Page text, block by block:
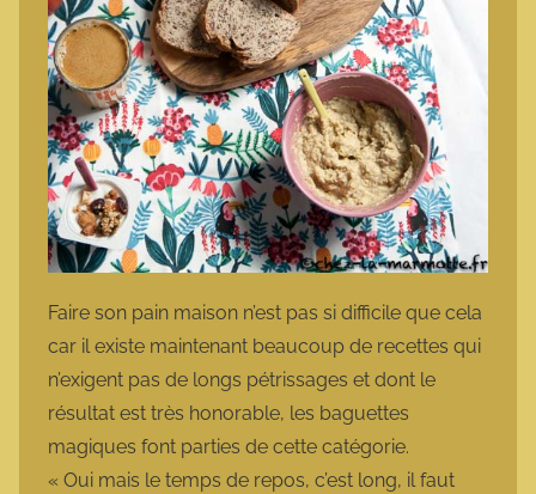
Faire son pain maison n’est pas si difficile que cela
car il existe maintenant beaucoup de recettes qui
n’exigent pas de longs pétrissages et dont le
résultat est très honorable, les baguettes
magiques font parties de cette catégorie.
« Oui mais le temps de repos, c’est long, il faut